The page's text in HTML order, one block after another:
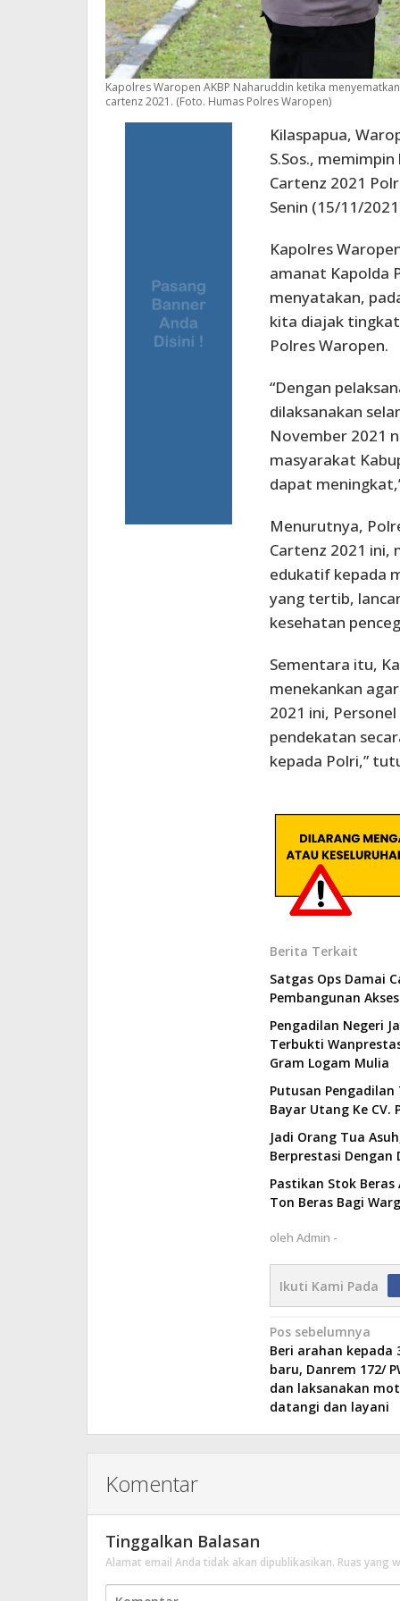
Kapolres Waropen AKBP Naharuddin ketika
cartenz 2021. (Foto. Humas Polres Waropen)
Kilaspapua,
S.Sos.,
Cartenz 2021
Senin (15/11/
Kapolres
amanat Kapolda
menyatakan,
kita diajak
Polres Waropen.
“Dengan
dilaksanakan
November 2021
masyarakat
dapat
Menurutnya,
Cartenz 2021 ini,
edukatif kepada
yang tertib,
kesehatan
Sementara itu,
menekankan
2021 ini,
pendekatan
kepada Polri,”
Berita Terkait
Satgas Ops Damai
Pembangunan
Pengadilan Negeri
Terbukti
Gram Logam Mulia
Putusan
Bayar Utang Ke
Jadi Orang Tua
Berprestasi Dengan
Pastikan Stok
Ton Beras Bagi
oleh Admin -
Ikuti Kami Pada
Navigasi
pos
Pos sebelumnya
Beri arahan kepada
baru, Danrem 172/
dan laksanakan
datangi dan layani
Komentar
Tinggalkan Balasan
Alamat email Anda tidak akan dipublikasikan. Ruas yang